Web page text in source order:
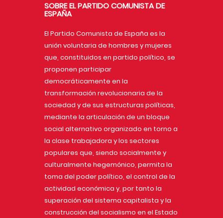
SOBRE EL PARTIDO COMUNISTA DE
ESPAÑA
El Partido Comunista de España es la
unión voluntaria de hombres y mujeres
que, constituidos en partido político, se
proponen participar
democráticamente en la
transformación revolucionaria de la
sociedad y de sus estructuras políticas,
mediante la articulación de un bloque
social alternativo organizado en torno a
la clase trabajadora y los sectores
populares que, siendo socialmente y
culturalmente hegemónico, permita la
toma del poder político, el control de la
actividad económica y, por tanto la
superación del sistema capitalista y la
construcción del socialismo en el Estado